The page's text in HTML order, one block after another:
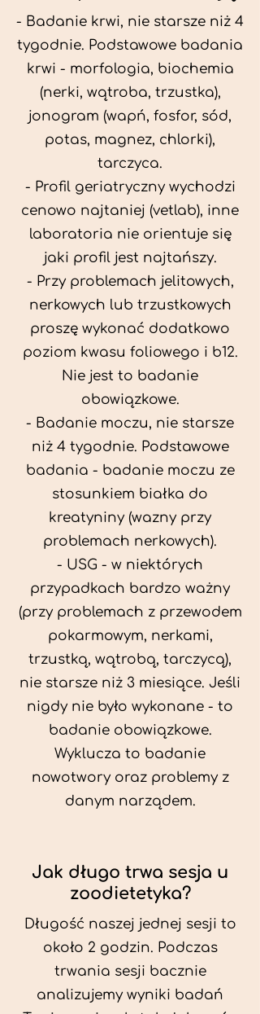
- Badanie krwi, nie starsze niż 4
tygodnie. Podstawowe badania
krwi - morfologia, biochemia
(nerki, wątroba, trzustka),
jonogram (wapń, fosfor, sód,
potas, magnez, chlorki),
tarczyca.
- Profil geriatryczny wychodzi
cenowo najtaniej (vetlab), inne
laboratoria nie orientuje się
jaki profil jest najtańszy.
- Przy problemach jelitowych,
nerkowych lub trzustkowych
proszę wykonać dodatkowo
poziom kwasu foliowego i b12.
Nie jest to badanie
obowiązkowe.
- Badanie moczu, nie starsze
niż 4 tygodnie. Podstawowe
badania - badanie moczu ze
stosunkiem białka do
kreatyniny (wazny przy
problemach nerkowych).
- USG - w niektórych
przypadkach bardzo ważny
(przy problemach z przewodem
pokarmowym, nerkami,
trzustką, wątrobą, tarczycą),
nie starsze niż 3 miesiące. Jeśli
nigdy nie było wykonane - to
badanie obowiązkowe.
Wyklucza to badanie
nowotwory oraz problemy z
danym narządem.
Jak długo trwa sesja u
zoodietetyka?
Długość naszej jednej sesji to
około 2 godzin. Podczas
trwania sesji bacznie
analizujemy wyniki badań